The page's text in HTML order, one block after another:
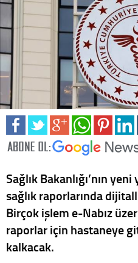
Sağlık Bakanlığı’nın
sağlık raporlarında
Birçok işlem e-Nabız
raporlar için hastaneye
kalkacak.